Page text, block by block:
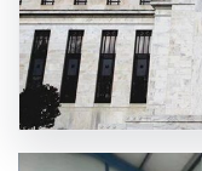
Mutfakları
ve
Şık
Yaşam
Alanları